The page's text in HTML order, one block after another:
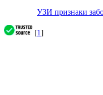
УЗИ признаки
[1]